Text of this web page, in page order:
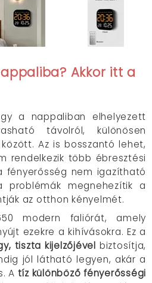
Akkor itt a
a nappaliban elhelyezett
távolról, különösen
Az is bosszantó lehet,
rendelkezik több ébresztési
fényerősség nem igazítható
problémák megnehezítik a
az otthon kényelmét.
modern faliórát, amely
ezekre a kihívásokra. Ez a
tiszta kijelzőjével biztosítja,
jól látható legyen, akár a
A tíz különböző fényerősségi